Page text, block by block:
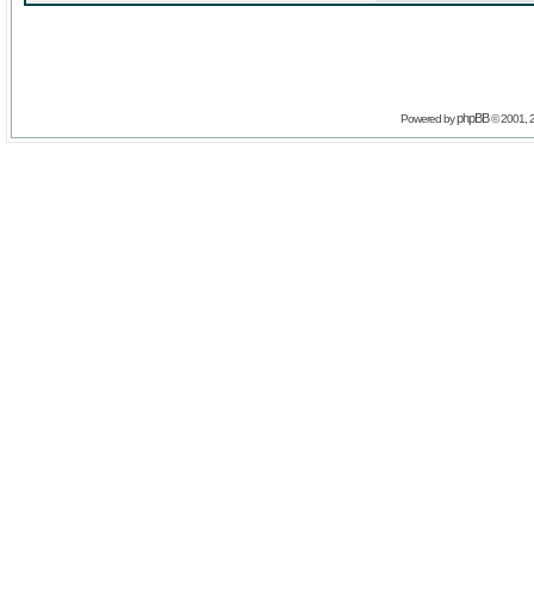
Powered byphpBB© 2001,